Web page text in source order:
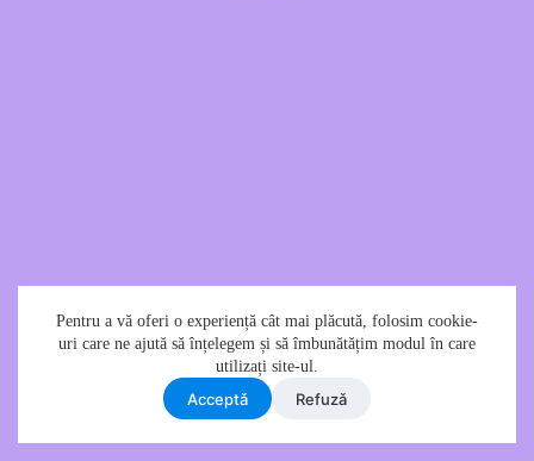
Pentru a vă oferi o experiență cât mai plăcută, folosim cookie-
uri care ne ajută să înțelegem și să îmbunătățim modul în care
utilizați site-ul.
Acceptǎ Refuzǎ